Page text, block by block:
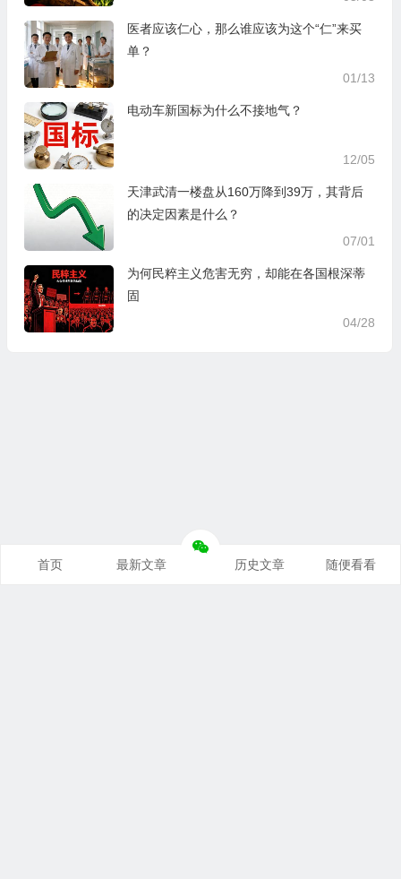
医者应该仁心，那么谁应该为这个“仁”来买
单？
01/13
电动车新国标为什么不接地气？
12/05
天津武清一楼盘从160万降到39万，其背后
的决定因素是什么？
07/01
为何民粹主义危害无穷，却能在各国根深蒂
固
04/28
首页 最新文章 历史文章 随便看看